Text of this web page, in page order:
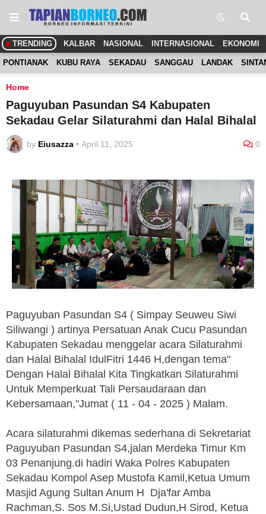
TRENDING KALBAR NASIONAL INTERNASIONAL EKONOMI
PONTIANAK KUBU RAYA SEKADAU SANGGAU LANDAK
Home
Paguyuban Pasundan S4 Kabupaten
Sekadau Gelar Silaturahmi dan Halal Bihalal
by Eiusazza • April 11, 2025 0
Paguyuban Pasundan S4 ( Simpay Seuweu Siwi
Siliwangi ) artinya Persatuan Anak Cucu Pasundan
Kabupaten Sekadau menggelar acara Silaturahmi
dan Halal Bihalal IdulFitri 1446 H,dengan tema"
Dengan Halal Bihalal Kita Tingkatkan Silaturahmi
Untuk Memperkuat Tali Persaudaraan dan
Kebersamaan,"Jumat ( 11 - 04 - 2025 ) Malam.
Acara silaturahmi dikemas sederhana di Sekretariat
Paguyuban Pasundan S4,jalan Merdeka Timur Km
03 Penanjung.di hadiri Waka Polres Kabupaten
Sekadau Kompol Asep Mustofa Kamil,Ketua Umum
Masjid Agung Sultan Anum H Dja'far Amba
Rachman,S. Sos M.Si,Ustad Dudun,H Sirod, Ketua